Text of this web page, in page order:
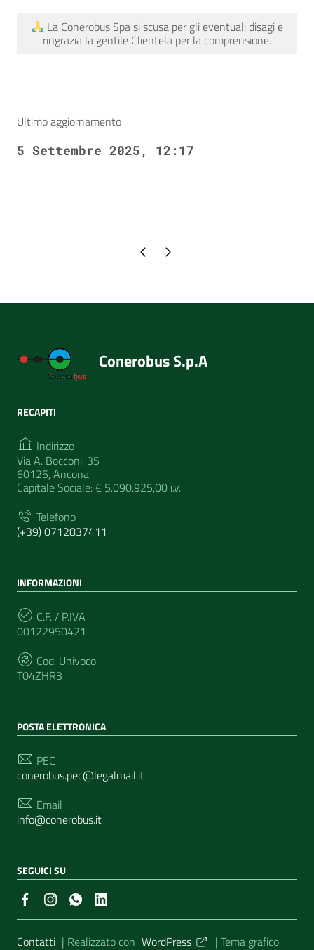
La Conerobus Spa si scusa per gli eventuali disagi e
ringrazia la gentile Clientela per la comprensione.
Ultimo aggiornamento
5 Settembre 2025, 12:17
Pagina precedente
Pagina successiva
Conerobus S.p.A
RECAPITI
Indirizzo
Via A. Bocconi, 35
60125, Ancona
Capitale Sociale: € 5.090.925,00 i.v.
Telefono
(+39) 0712837411
INFORMAZIONI
C.F. / P.IVA
00122950421
Cod. Univoco
T04ZHR3
POSTA ELETTRONICA
PEC
conerobus.pec@legalmail.it
Email
info@conerobus.it
SEGUICI SU
Sezione Link Utili
Contatti | Realizzato con WordPress | Tema grafico